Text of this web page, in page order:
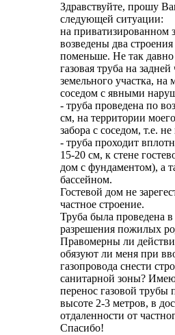
Здравствуйте, прошу
следующей ситуации:
на приватизированном
возведены два
поменьше. Не так
газовая труба на
земельного участка, на
соседом с явными
- труба проведена по
см, на территории
забора с соседом, т.е.
- труба проходит
15-20 см, к стене
дом с фундаментом), а
бассейном.
Гостевой дом не
частное строение.
Труба была проведена в
разрешения пожилых
Правомерны ли
обязуют ли меня при
газопровода снести
санитарной зоны?
перенос газовой трубы
высоте 2-3 метров, в
отдаленности от
Спасибо!